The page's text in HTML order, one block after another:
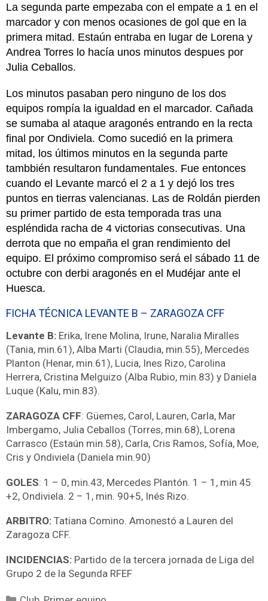
La segunda parte empezaba con el empate a 1 en el
marcador y con menos ocasiones de gol que en la
primera mitad. Estaún entraba en lugar de Lorena y
Andrea Torres lo hacía unos minutos despues por
Julia Ceballos.
Los minutos pasaban pero ninguno de los dos
equipos rompía la igualdad en el marcador. Cañada
se sumaba al ataque aragonés entrando en la recta
final por Ondiviela. Como sucedió en la primera
mitad, los últimos minutos en la segunda parte
tambbién resultaron fundamentales. Fue entonces
cuando el Levante marcó el 2 a 1 y dejó los tres
puntos en tierras valencianas. Las de Roldán pierden
su primer partido de esta temporada tras una
espléndida racha de 4 victorias consecutivas. Una
derrota que no empaña el gran rendimiento del
equipo. El próximo compromiso será el sábado 11 de
octubre con derbi aragonés en el Mudéjar ante el
Huesca.
FICHA TÉCNICA LEVANTE B – ZARAGOZA CFF
Levante B: Erika, Irene Molina, Irune, Naralia Miralles
(Tania, min.61), Alba Marti (Claudia, min.55), Mercedes
Planton (Henar, min.61), Lucia, Ines Rizo, Carolina
Herrera, Cristina Melguizo (Alba Rubio, min.83) y Daniela
Luque (Kalu, min.83).
ZARAGOZA CFF: Güemes, Carol, Lauren, Carla, Mar
Imbergamo, Julia Ceballos (Torres, min.68), Lorena
Carrasco (Estaún min.58), Carla, Cris Ramos, Sofía, Moe,
Cris y Ondiviela (Daniela min.90)
GOLES: 1 – 0, min.43, Mercedes Plantón. 1 – 1, min 45
+2, Ondiviela. 2 – 1, min. 90+5, Inés Rizo.
ARBITRO: Tatiana Comino. Amonestó a Lauren del
Zaragoza CFF.
INCIDENCIAS: Partido de la tercera jornada de Liga del
Grupo 2 de la Segunda RFEF